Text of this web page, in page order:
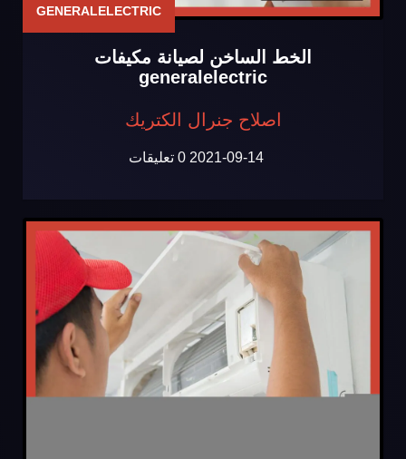
GENERALELECTRIC
الخط الساخن لصيانة مكيفات
generalelectric
اصلاح جنرال الكتريك
2021-09-14 0 تعليقات